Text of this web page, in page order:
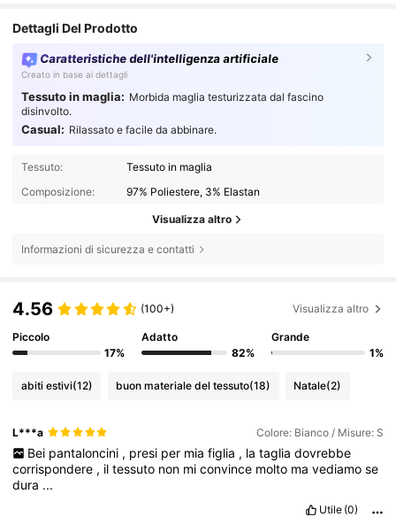
Dettagli Del Prodotto
Caratteristiche dell'intelligenza artificiale
Creato in base ai dettagli
Tessuto in maglia: Morbida maglia testurizzata dal fascino
disinvolto.
Casual: Rilassato e facile da abbinare.
Tessuto:
Tessuto in maglia
Composizione:
97% Poliestere, 3% Elastan
Visualizza altro
Informazioni di sicurezza e contatti
4.56 (100+) Visualizza altro
Piccolo
17%
Adatto
82%
Grande
1%
abiti estivi(12) buon materiale del tessuto(18) Natale(2)
L***a Colore: Bianco / Misure: S
Bei pantaloncini , presi per mia figlia , la taglia dovrebbe
corrispondere , iltessuto non miconvince molto mavediamose
dura ...
Utile (0)